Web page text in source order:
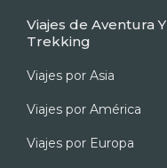
t
o
k
a
g
a
m
b
k
u
Viajes de Aventura Y
Trekking
Viajes por Asia
Viajes por América
Viajes por Europa